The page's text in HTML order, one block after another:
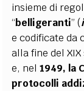
insieme di
“belligeranti” (
e codificate da
alla fine del
e, nel1949, la
protocolli